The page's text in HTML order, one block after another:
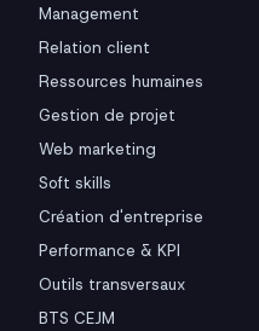
Management
Relation client
Ressources humaines
Gestion de projet
Web marketing
Soft skills
Création d'entreprise
Performance & KPI
Outils transversaux
BTS CEJM